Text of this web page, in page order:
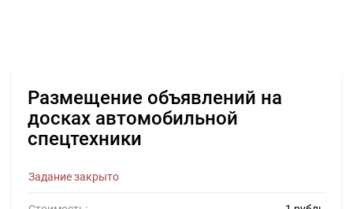
Размещение объявлений на
досках автомобильной
спецтехники
Задание закрыто